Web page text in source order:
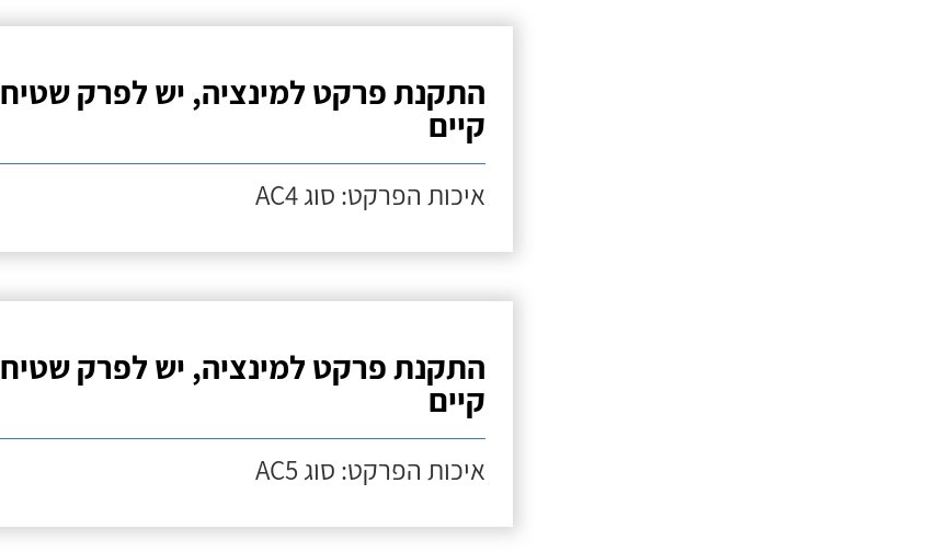
התקנת פרקט למינציה, יש לפרק שטיח
קיים
איכות הפרקט: סוג AC4
התקנת פרקט למינציה, יש לפרק שטיח
קיים
איכות הפרקט: סוג AC5